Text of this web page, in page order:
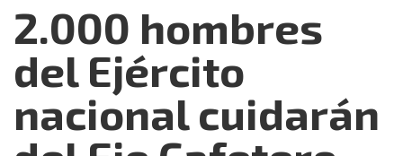
2.000 hombres
del Ejército
nacional cuidarán